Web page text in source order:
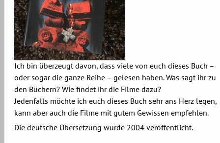
Ich bin überzeugt davon, dass viele von euch dieses Buch –
oder sogar die ganze Reihe – gelesen haben. Was sagt ihr zu
den Büchern? Wie findet ihr die Filme dazu?
Jedenfalls möchte ich euch dieses Buch sehr ans Herz legen,
kann aber auch die Filme mit gutem Gewissen empfehlen.
Die deutsche Übersetzung wurde 2004 veröffentlicht.